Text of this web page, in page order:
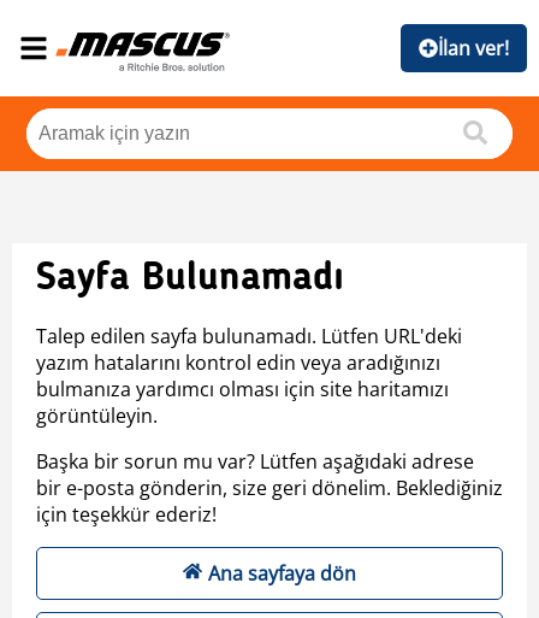
İlan ver!
Sayfa Bulunamadı
Talep edilen sayfa bulunamadı. Lütfen URL'deki
yazım hatalarını kontrol edin veya aradığınızı
bulmanıza yardımcı olması için site haritamızı
görüntüleyin.
Başka bir sorun mu var? Lütfen aşağıdaki adrese
bir e-posta gönderin, size geri dönelim. Beklediğiniz
için teşekkür ederiz!
Ana sayfaya dön